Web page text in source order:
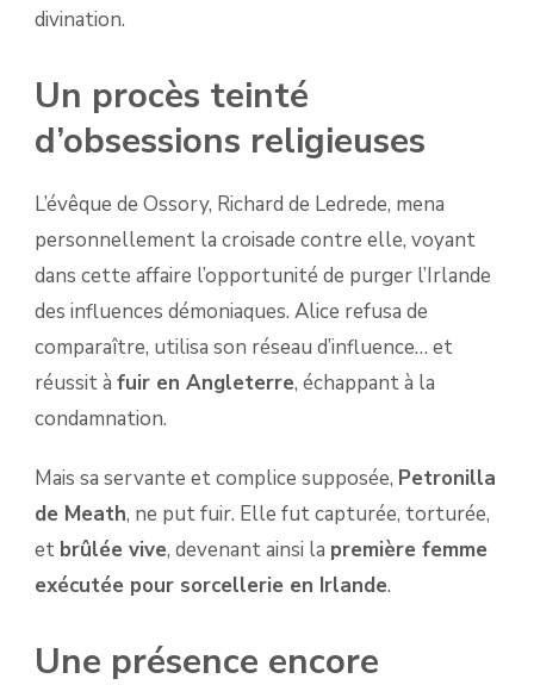
divination.
Un procès teinté
d’obsessions religieuses
L’évêque de Ossory, Richard de Ledrede, mena
personnellement la croisade contre elle, voyant
dans cette affaire l’opportunité de purger l’Irlande
des influences démoniaques. Alice refusa de
comparaître, utilisa son réseau d’influence… et
réussit à fuir en Angleterre, échappant à la
condamnation.
Mais sa servante et complice supposée, Petronilla
de Meath, ne put fuir. Elle fut capturée, torturée,
et brûlée vive, devenant ainsi la première femme
exécutée pour sorcellerie en Irlande.
Une présence encore